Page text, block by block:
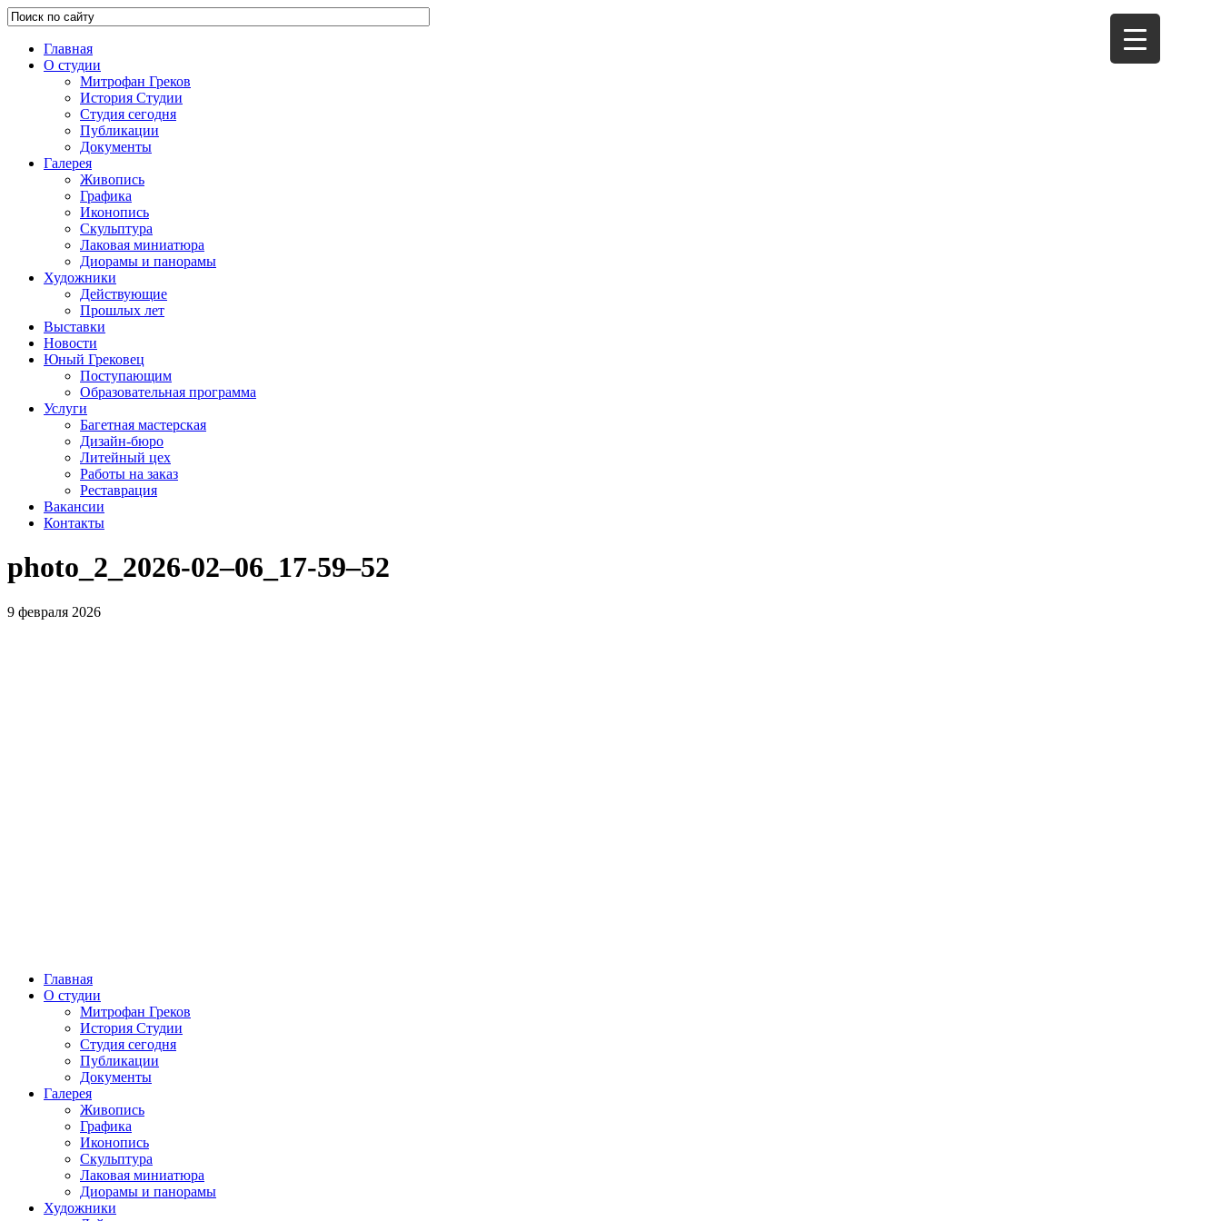
Главная
О студии
Митрофан Греков
История Студии
Студия сегодня
Публикации
Документы
Галерея
Живопись
Графика
Иконопись
Скульптура
Лаковая миниатюра
Диорамы и панорамы
Художники
Действующие
Прошлых лет
Выставки
Новости
Юный Грековец
Поступающим
Образовательная программа
Услуги
Багетная мастерская
Дизайн-бюро
Литейный цех
Работы на заказ
Реставрация
Вакансии
Контакты
photo_2_2026-02–06_17-59–52
9 февраля 2026
Главная
О студии
Митрофан Греков
История Студии
Студия сегодня
Публикации
Документы
Галерея
Живопись
Графика
Иконопись
Скульптура
Лаковая миниатюра
Диорамы и панорамы
Художники